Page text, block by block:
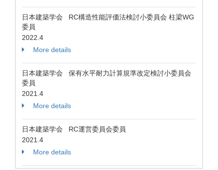
日本建築学会 RC構造性能評価法検討小委員会 柱梁WG
委員
2022.4
More details
日本建築学会 保有水平耐力計算規準改定検討小委員会
委員
2021.4
More details
日本建築学会 RC運営委員会委員
2021.4
More details